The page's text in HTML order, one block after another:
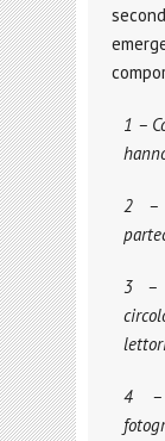
1 –
2 –
3 –
4 –